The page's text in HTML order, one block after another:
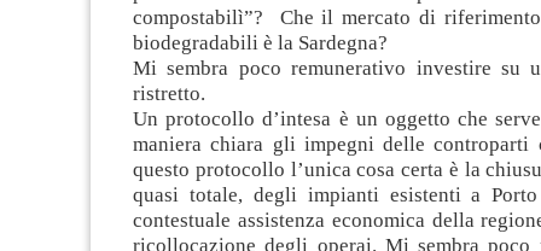
compostabilì”? Che il mercato di
biodegradabili è la Sardegna?
Mi sembra poco remunerativo investire su
ristretto.
Un protocollo d’intesa è un oggetto che
maniera chiara gli impegni delle controparti
questo protocollo l’unica cosa certa è la
quasi totale, degli impianti esistenti a
contestuale assistenza economica della
ricollocazione degli operai. Mi sembra poco